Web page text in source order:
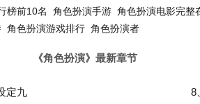
榜前10名 角色扮演手游 角色扮演电影完整
角色扮演游戏排行 角色扮演者
《角色扮演》最新章节
定九 8